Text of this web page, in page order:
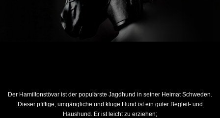
Der Hamiltonstövar ist der populärste Jagdhund in seiner Heimat Schweden.
Dieser pfiffige, umgängliche und kluge Hund ist ein guter Begleit- und
Haushund. Er ist leicht zu erziehen;